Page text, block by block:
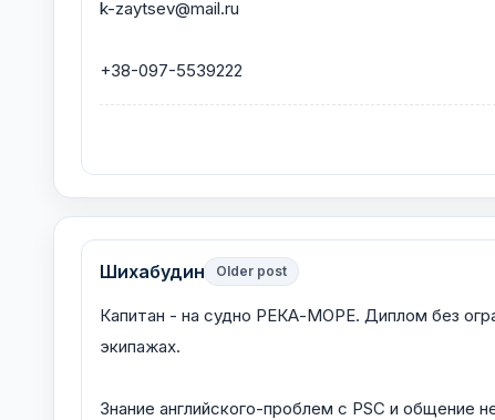
k-zaytsev@mail.ru
+38-097-5539222
Шихабудин Older post
Капитан - на судно РЕКА-МОРЕ. Диплом без
экипажах.
Знание английского-проблем с PSC и общение